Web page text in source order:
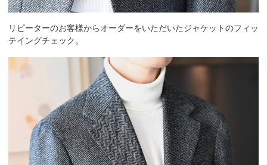
リピーターのお客様からオーダーをいただいたジャケットのフィッ
テイングチェック。